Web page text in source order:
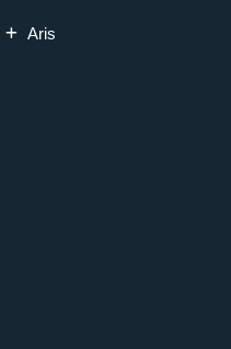
Aris